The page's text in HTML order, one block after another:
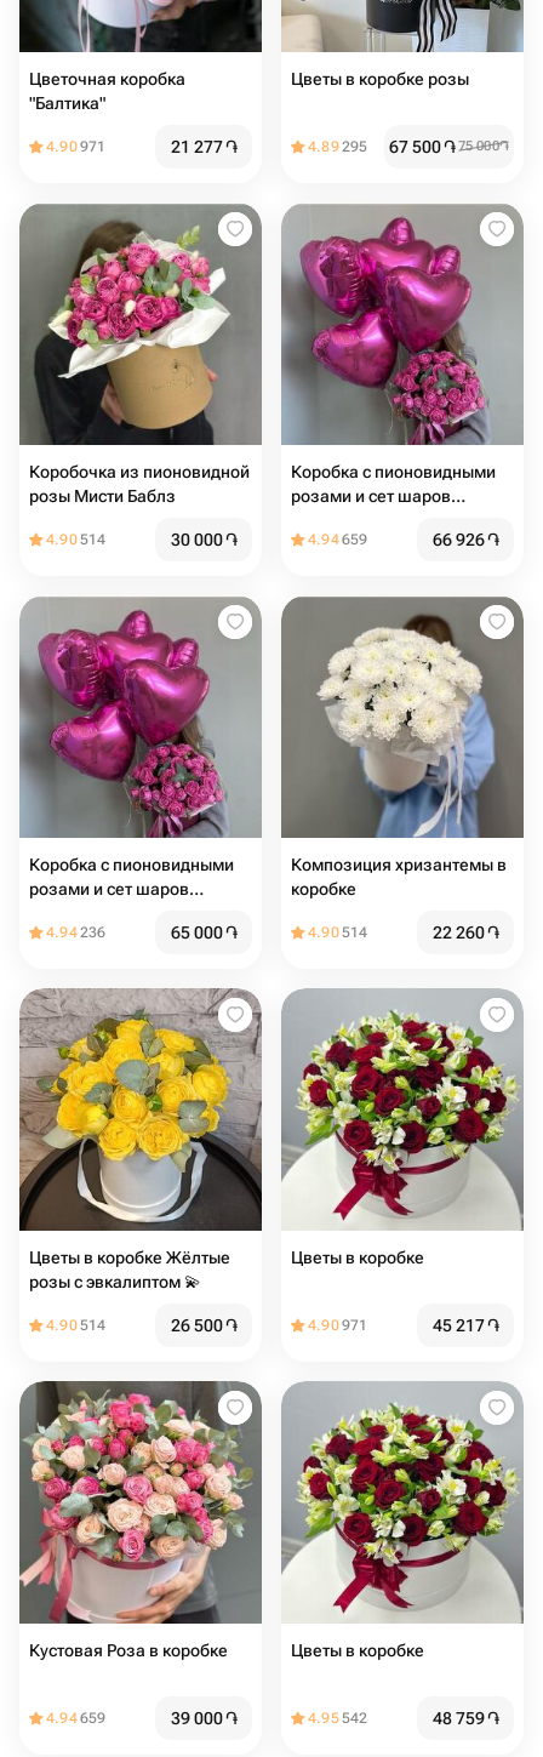
Цветочная коробка
"Балтика"
4.90971 21 277֏
Цветы в коробке розы
4.89295 67 500֏75 000֏
Коробочка из пионовидной
розы Мисти Баблз
4.90514 30 000֏
Коробка с пионовидными
розами и сет шаров
4.94659 66 926֏
Коробка с пионовидными
розами и сет шаров
4.94236 65 000֏
Композиция хризантемы в
коробке
4.90514 22 260֏
Цветы в коробке Жёлтые
розы с эвкалиптом 💫
4.90514 26 500֏
Цветы в коробке
4.90971 45 217֏
Кустовая Роза в коробке ️
4.94659 39 000֏
Цветы в коробке
4.95542 48 759֏